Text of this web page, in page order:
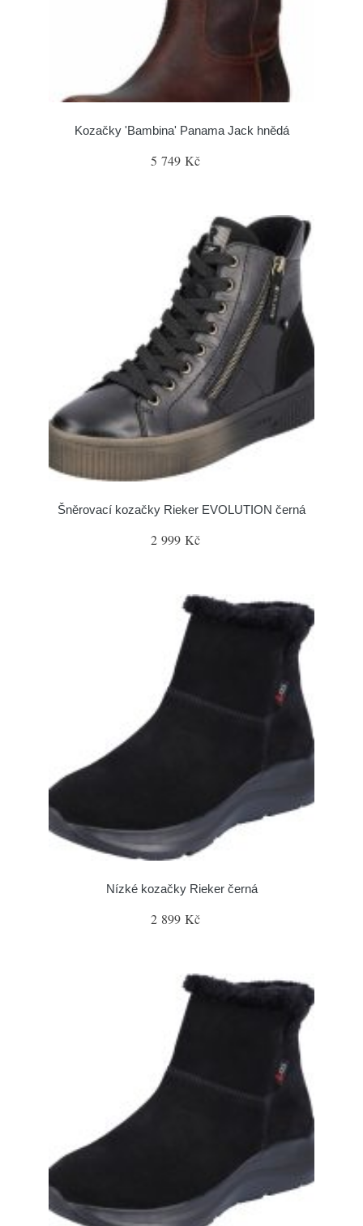
Kozačky 'Bambina' Panama Jack hnědá
5 749 Kč
Šněrovací kozačky Rieker EVOLUTION černá
2 999 Kč
Nízké kozačky Rieker černá
2 899 Kč